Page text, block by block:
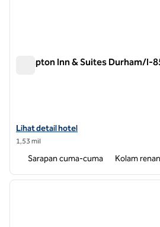
Hampton Inn & Suites Durham/I-
Lihat detail hotel untuk Hampton Inn &
Lihat detail hotel
1,53 mil
Sarapan cuma-cuma Kolam
1 dari 12